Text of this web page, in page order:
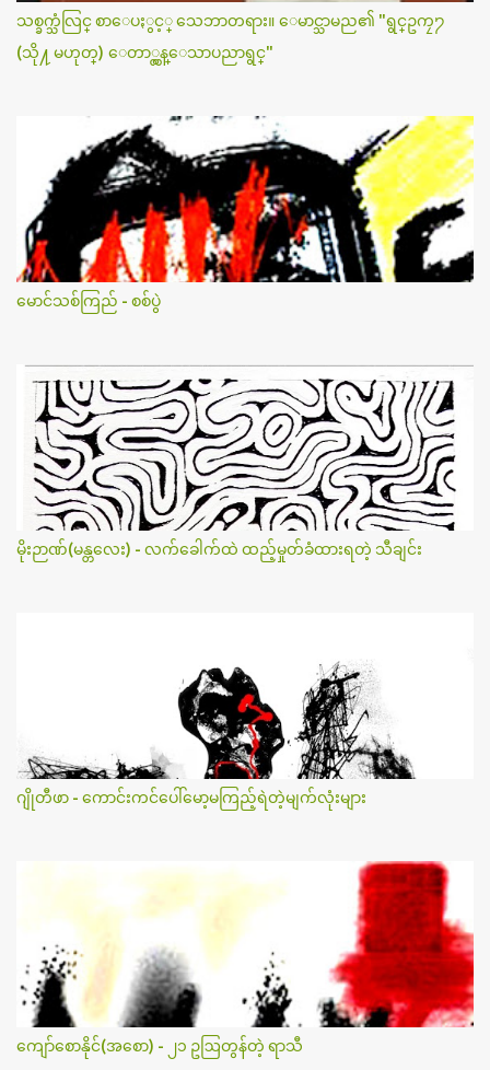
သစ္ခက္သံလြင္ စာေပႏွင့္ သေဘာတရား။ ေမာင္သာမည၏ "ရွင္ဥကၠ႒
(သို႔ မဟုတ္) ေတာ္လွန္ေသာပညာရွင္"
မောင်သစ်ကြည် - စစ်ပွဲ
မိုးဉာဏ်(မန္တလေး) - လက်ခေါက်ထဲ ထည့်မှုတ်ခံထားရတဲ့ သီချင်း
ဂျိုတီဖာ - ကောင်းကင်ပေါ်မော့မကြည့်ရဲတဲ့မျက်လုံးများ
ကျော်စောနိုင်(အစော) - ၂၁ ဥဩတွန်တဲ့ ရာသီ